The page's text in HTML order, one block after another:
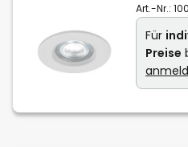
Art.-Nr.:
Für
Preise